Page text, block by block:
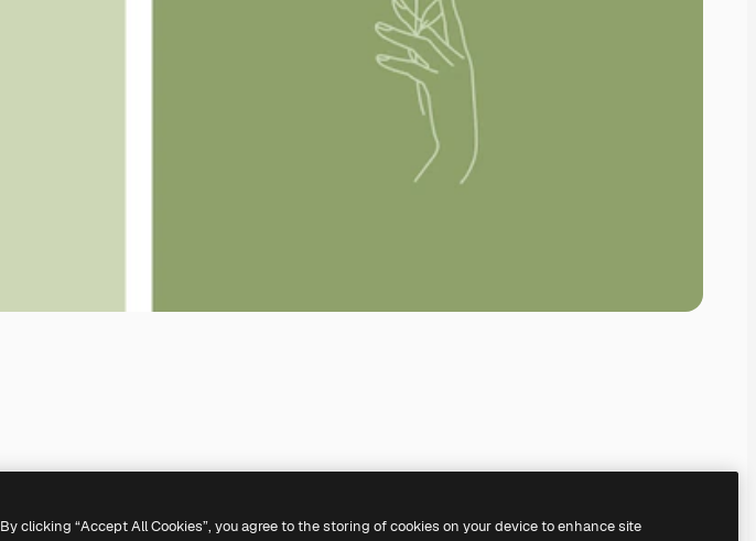
By clicking “Accept All Cookies”, you agree to the storing of cookies on your device to enhance site